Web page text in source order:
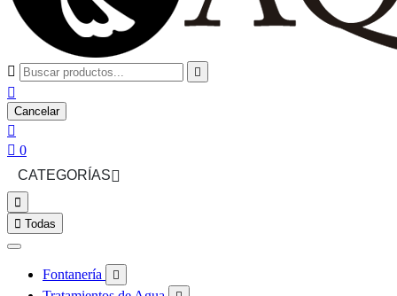
 

Cancelar

 0
CATEGORÍAS

 Todas
Fontanería 